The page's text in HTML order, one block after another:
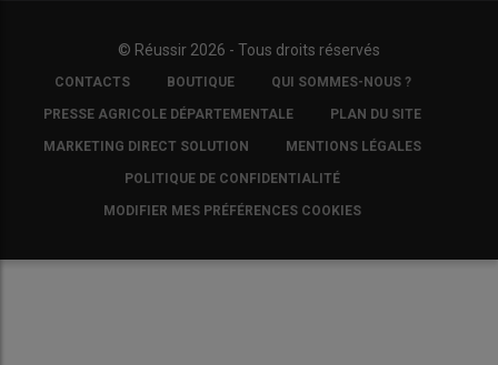
© Réussir 2026 - Tous droits réservés
FOOTER
COPYRIGHT
CONTACTS BOUTIQUE QUI SOMMES-NOUS ?
PRESSE AGRICOLE DÉPARTEMENTALE PLAN DU SITE
MARKETING DIRECT SOLUTION MENTIONS LÉGALES
POLITIQUE DE CONFIDENTIALITÉ
MODIFIER MES PRÉFÉRENCES COOKIES